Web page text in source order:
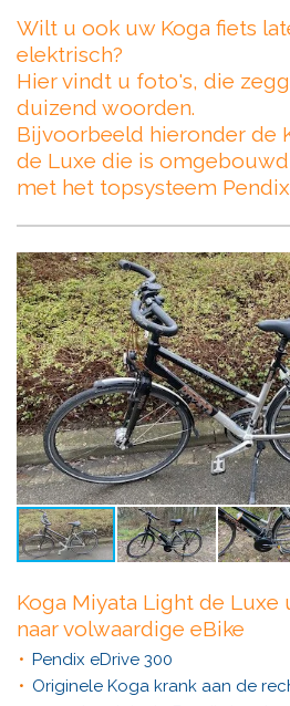
Wilt u ook uw Koga fiets
elektrisch?
Hier vindt u foto's, die
duizend woorden.
Bijvoorbeeld hieronder de
de Luxe die is
met het topsysteem
Koga Miyata Light de Luxe
naar volwaardige eBike
Pendix eDrive 300
Originele Koga krank aan de